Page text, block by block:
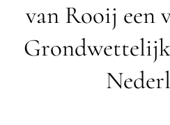
van Rooij een